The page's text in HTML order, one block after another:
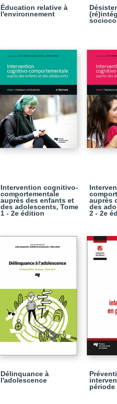
Éducation relative à
l'environnement
Intervention cognitivo-
comportementale
auprès des enfants et
des adolescents, Tome
1 - 2e édition
auprès
des
2 - 2e
Délinquance à
l'adolescence
période